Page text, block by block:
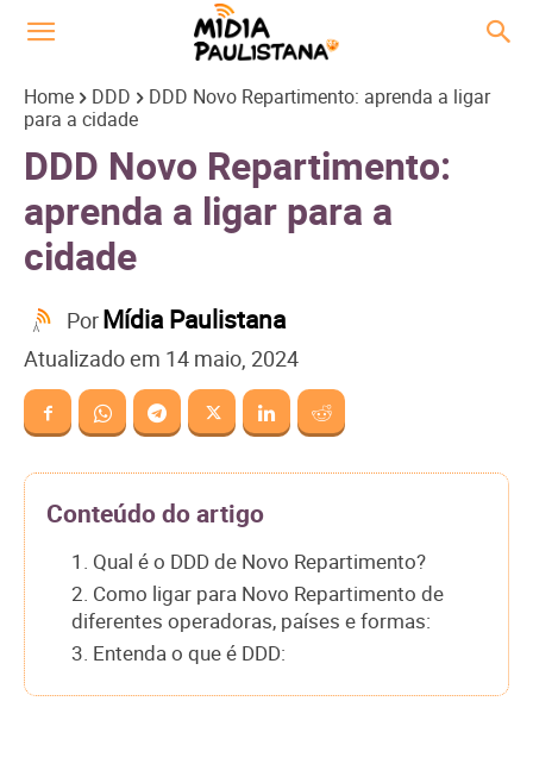
Home DDD
DDD Novo Repartimento: aprenda a ligar
para a cidade
DDD Novo Repartimento:
aprenda a ligar para a
cidade
PorMídia Paulistana
Atualizado em 14 maio, 2024
Conteúdo do artigo
1. Qual é o DDD de Novo Repartimento?
2. Como ligar para Novo Repartimento de
diferentes operadoras, países e formas:
3. Entenda o que é DDD: